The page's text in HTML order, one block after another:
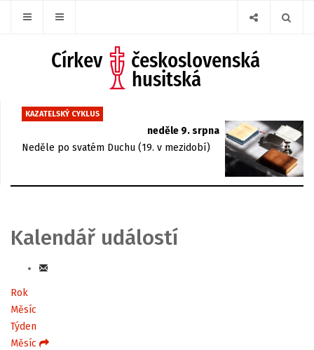
KAZATELSKÝ CYKLUS
neděle 9. srpna
Neděle po svatém Duchu (19. v mezidobí)
Kalendář událostí
Rok
Měsíc
Týden
Měsíc